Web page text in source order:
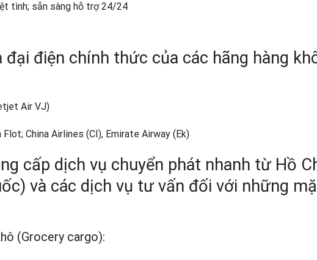
tình; sẵn sàng hỗ trợ 24/24
điện chính thức của các hãng hàng
Air VJ)
China Airlines (CI), Emirate Airway (Ek)
cấp dịch vụ chuyển phát nhanh từ Hồ
và các dịch vụ tư vấn đối với những
(Grocery cargo):